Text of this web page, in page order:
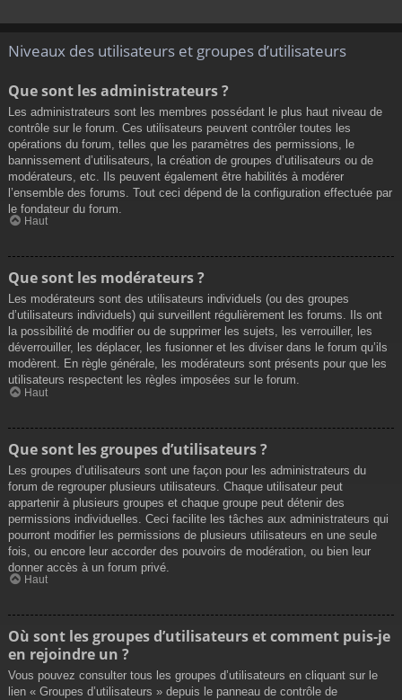
Niveaux des utilisateurs et groupes d’utilisateurs
Que sont les administrateurs ?
Les administrateurs sont les membres possédant le plus haut niveau de
contrôle sur le forum. Ces utilisateurs peuvent contrôler toutes les
opérations du forum, telles que les paramètres des permissions, le
bannissement d’utilisateurs, la création de groupes d’utilisateurs ou de
modérateurs, etc. Ils peuvent également être habilités à modérer
l’ensemble des forums. Tout ceci dépend de la configuration effectuée par
le fondateur du forum.
Haut
Que sont les modérateurs ?
Les modérateurs sont des utilisateurs individuels (ou des groupes
d’utilisateurs individuels) qui surveillent régulièrement les forums. Ils ont
la possibilité de modifier ou de supprimer les sujets, les verrouiller, les
déverrouiller, les déplacer, les fusionner et les diviser dans le forum qu’ils
modèrent. En règle générale, les modérateurs sont présents pour que les
utilisateurs respectent les règles imposées sur le forum.
Haut
Que sont les groupes d’utilisateurs ?
Les groupes d’utilisateurs sont une façon pour les administrateurs du
forum de regrouper plusieurs utilisateurs. Chaque utilisateur peut
appartenir à plusieurs groupes et chaque groupe peut détenir des
permissions individuelles. Ceci facilite les tâches aux administrateurs qui
pourront modifier les permissions de plusieurs utilisateurs en une seule
fois, ou encore leur accorder des pouvoirs de modération, ou bien leur
donner accès à un forum privé.
Haut
Où sont les groupes d’utilisateurs et comment puis-je
en rejoindre un ?
Vous pouvez consulter tous les groupes d’utilisateurs en cliquant sur le
lien « Groupes d’utilisateurs » depuis le panneau de contrôle de